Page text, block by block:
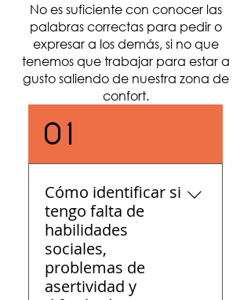
No es suficiente con conocer las
palabras correctas para pedir o
expresar a los demás, si no que
tenemos que trabajar para estar a
gusto saliendo de nuestra zona de
confort.
01
Cómo identificar si
tengo falta de
habilidades
sociales,
problemas de
asertividad y